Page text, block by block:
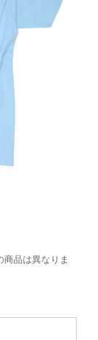
商品は異なりま